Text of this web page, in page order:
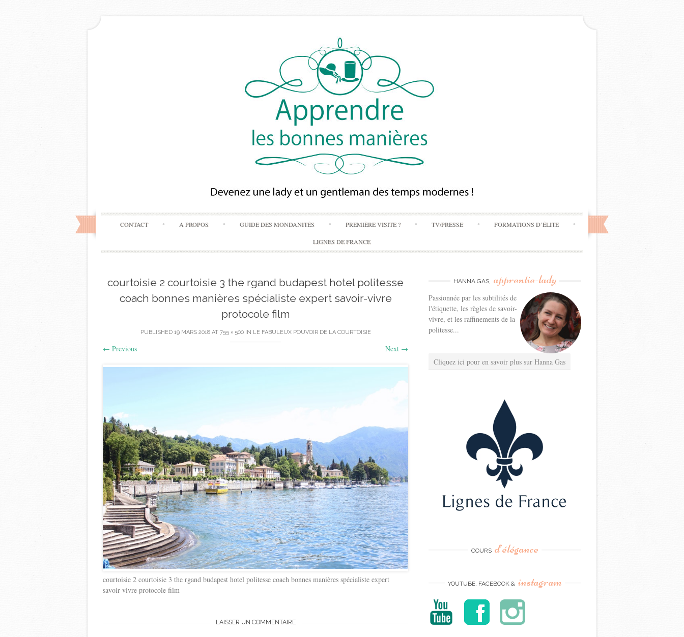
Skip
to
content
CONTACT A PROPOS GUIDE DES MONDANITÉS PREMIÈRE VISITE ? TV/PRESSE FORMATIONS D’ÉLITE
LIGNES DE FRANCE
courtoisie 2 courtoisie 3 the rgand budapest hotel politesse
coach bonnes manières spécialiste expert savoir-vivre
protocole film
PUBLISHED 19 MARS 2018AT 755 × 500IN LE FABULEUX POUVOIR DE LA COURTOISIE
← Previous Next →
courtoisie 2 courtoisie 3 the rgand budapest hotel politesse coach bonnes manières spécialiste expert
savoir-vivre protocole film
LAISSER UN COMMENTAIRE
HANNA GAS, apprentie-lady
Passionnée par les subtilités de
l'étiquette, les règles de savoir-
vivre, et les raffinements de la
politesse...
Cliquez ici pour en savoir plus sur Hanna Gas
COURS d’élégance
YOUTUBE, FACEBOOK & instagram